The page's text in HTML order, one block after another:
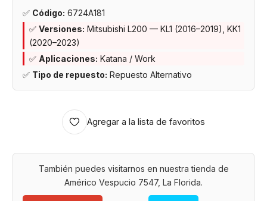
✅ Código: 6724A181
✅ Versiones: Mitsubishi L200 — KL1 (2016–2019), KK1
(2020–2023)
✅ Aplicaciones: Katana / Work
✅ Tipo de repuesto: Repuesto Alternativo
Agregar a la lista de favoritos
También puedes visitarnos en nuestra tienda de
Américo Vespucio 7547, La Florida.